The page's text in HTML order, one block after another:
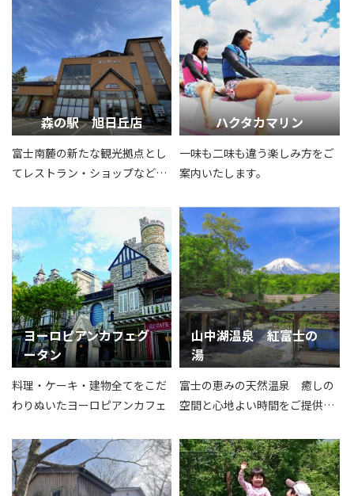
るよう従来の「プリンセス・オ
デット号」をリニューアルした
ものです。
森の駅 旭日丘店
富士南麓の新たな観光拠点とし
てレストラン・ショップなどを
ハクタカマリン
一味も二味も違う楽しみ方をご
案内いたします。
ヨーロピアンカフェグ
ータン
料理・ケーキ・建物全てをこだ
わりぬいたヨーロピアンカフェ
山中湖温泉 紅富士の
湯
富士の恵みの天然温泉 癒しの
空間と心地よい時間をご提供い